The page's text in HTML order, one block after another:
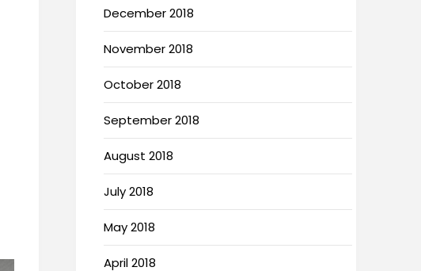
December 2018
November 2018
October 2018
September 2018
August 2018
July 2018
May 2018
April 2018